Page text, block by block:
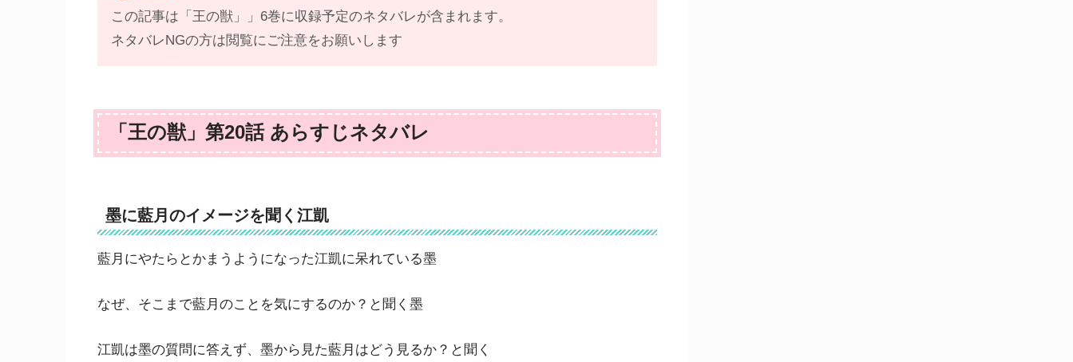
この記事は「王の獣」」6巻に収録予定のネタバレが含まれます。
ネタバレNGの方は閲覧にご注意をお願いします
「王の獣」第20話 あらすじネタバレ
墨に藍月のイメージを聞く江凱
藍月にやたらとかまうようになった江凱に呆れている墨
なぜ、そこまで藍月のことを気にするのか？と聞く墨
江凱は墨の質問に答えず、墨から見た藍月はどう見るか？と聞く